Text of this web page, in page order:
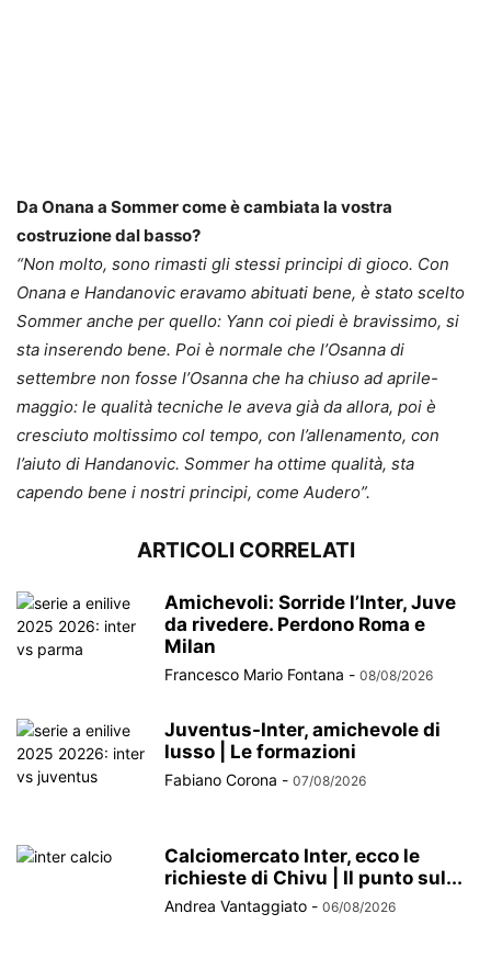
Da Onana a Sommer come è cambiata la vostra
costruzione dal basso?
“Non molto, sono rimasti gli stessi principi di gioco. Con
Onana e Handanovic eravamo abituati bene, è stato scelto
Sommer anche per quello: Yann coi piedi è bravissimo, si
sta inserendo bene. Poi è normale che l’Osanna di
settembre non fosse l’Osanna che ha chiuso ad aprile-
maggio: le qualità tecniche le aveva già da allora, poi è
cresciuto moltissimo col tempo, con l’allenamento, con
l’aiuto di Handanovic. Sommer ha ottime qualità, sta
capendo bene i nostri principi, come Audero”.
ARTICOLI CORRELATI
Amichevoli: Sorride l’Inter, Juve
da rivedere. Perdono Roma e
Milan
Francesco Mario Fontana - 08/08/2026
Juventus-Inter, amichevole di
lusso | Le formazioni
Fabiano Corona - 07/08/2026
Calciomercato Inter, ecco le
richieste di Chivu | Il punto sul...
Andrea Vantaggiato - 06/08/2026